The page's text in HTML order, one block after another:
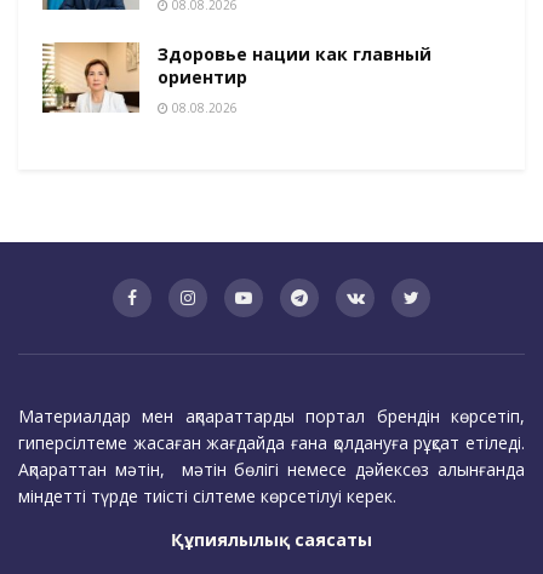
08.08.2026
Здоровье нации как главный
ориентир
08.08.2026
Материалдар мен ақпараттарды портал брендін көрсетіп,
гиперсілтеме жасаған жағдайда ғана қолдануға рұқсат етіледі.
Ақпараттан мәтін, мәтін бөлігі немесе дәйексөз алынғанда
міндетті түрде тиісті сілтеме көрсетілуі керек.
Құпиялылық саясаты